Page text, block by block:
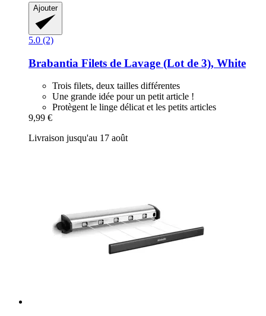
Ajouter
5.0 (2)
Brabantia Filets de Lavage (Lot de 3), White
Trois filets, deux tailles différentes
Une grande idée pour un petit article !
Protègent le linge délicat et les petits articles
9,99 €
Livraison jusqu'au 17 août